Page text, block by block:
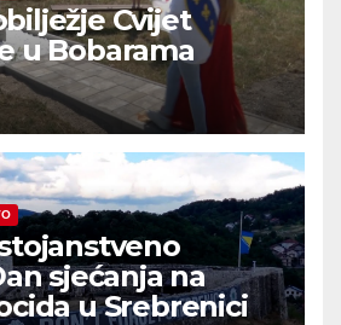
Cvijet
u Bobarama
sjećanja na
u Srebrenici